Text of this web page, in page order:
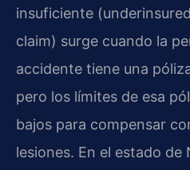
insuficiente
claim) surge cuando la
accidente tiene una
pero los límites de esa
bajos para compensar
lesiones. En el estado de